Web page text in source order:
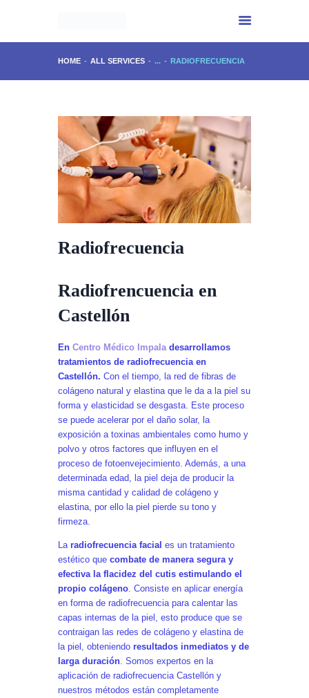
HOME ALL SERVICES ... RADIOFRECUENCIA
INICIO
CENTRO IMPALA
SERVICIOS
EXPERIENCIA
PHYTOMER
CONTACTO
Radiofrecuencia
Radiofrencuencia en
Castellón
En Centro Médico Impaladesarrollamos
tratamientos de radiofrecuencia en
Castellón. Con el tiempo, la red de fibras de
colágeno natural y elastina que le da a la piel su
forma y elasticidad se desgasta. Este proceso
se puede acelerar por el daño solar, la
exposición a toxinas ambientales como humo y
polvo y otros factores que influyen en el
proceso de fotoenvejecimiento. Además, a una
determinada edad, la piel deja de producir la
misma cantidad y calidad de colágeno y
elastina, por ello la piel pierde su tono y
firmeza.
La radiofrecuencia facial es un tratamiento
estético que combate de manera segura y
efectiva la flacidez del cutis estimulando el
propio colágeno. Consiste en aplicar energía
en forma de radiofrecuencia para calentar las
capas internas de la piel, esto produce que se
contraigan las redes de colágeno y elastina de
la piel, obteniendo resultados inmediatos y de
larga duración. Somos expertos en la
aplicación de radiofrecuencia Castellón y
nuestros métodos están completamente